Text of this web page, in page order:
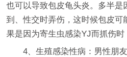
也可以导致包皮龟头炎。多半是
到、性交时弄伤，这时候包皮可
果是因为寄生虫感染YJ而抓伤时
4、生殖感染性病：男性朋